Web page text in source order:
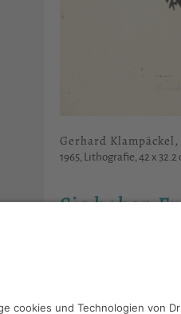
Gerhard Klampäckel,
1965, Lithografie, 42 x 32.2
Sie haben